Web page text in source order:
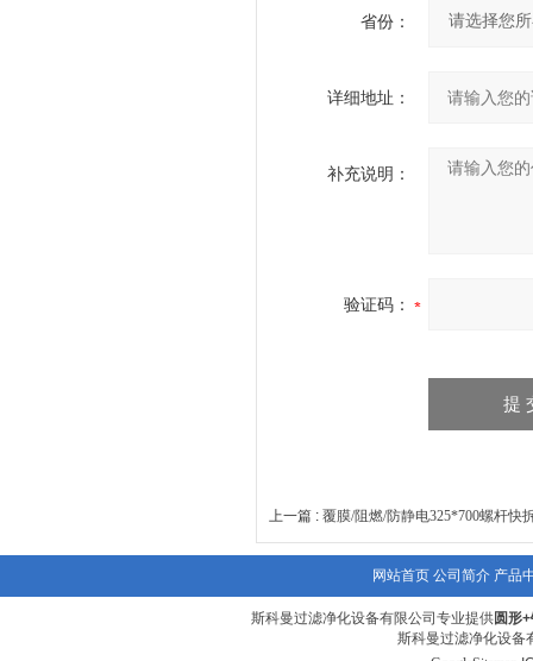
省份：
详细地址：
补充说明：
验证码：
上一篇 : 覆膜/阻燃/防静电325*700螺杆快
网站首页 公司简介 产品
斯科曼过滤净化设备有限公司专业提供圆形
斯科曼过滤净化设备